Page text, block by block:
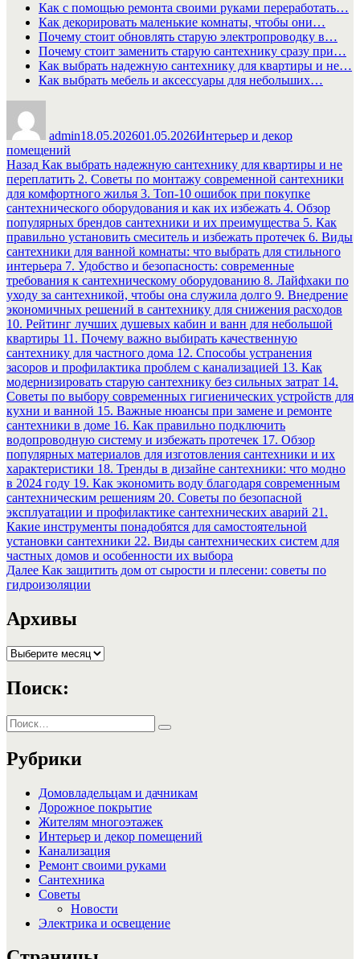
Как с помощью ремонта своими руками переработать…
Как декорировать маленькие комнаты, чтобы они…
Почему стоит обновлять старую электропроводку в…
Почему стоит заменить старую сантехнику сразу при…
Как выбрать надежную сантехнику для квартиры и не…
Как выбрать мебель и аксессуары для небольших…
admin18.05.202601.05.2026Интерьер и декор
помещений
Навигация
по
записям
Назад Предыдущая
запись:
Как выбрать надежную сантехнику для квартиры и не
переплатить 2. Советы по монтажу современной сантехники
для комфортного жилья 3. Топ-10 ошибок при покупке
сантехнического оборудования и как их избежать 4. Обзор
популярных брендов сантехники и их преимущества 5. Как
правильно установить смеситель и избежать протечек 6. Виды
сантехники для ванной комнаты: что выбрать для стильного
интерьера 7. Удобство и безопасность: современные
требования к сантехническому оборудованию 8. Лайфхаки по
уходу за сантехникой, чтобы она служила долго 9. Внедрение
экономичных решений в сантехнику для снижения расходов
10. Рейтинг лучших душевых кабин и ванн для небольшой
квартиры 11. Почему важно выбирать качественную
сантехнику для частного дома 12. Способы устранения
засоров и профилактика проблем с канализацией 13. Как
модернизировать старую сантехнику без сильных затрат 14.
Советы по выбору современных гигиенических устройств для
кухни и ванной 15. Важные нюансы при замене и ремонте
сантехники в доме 16. Как правильно подключить
водопроводную систему и избежать протечек 17. Обзор
популярных материалов для изготовления сантехники и их
характеристики 18. Тренды в дизайне сантехники: что модно
в 2024 году 19. Как экономить воду благодаря современным
сантехническим решениям 20. Советы по безопасной
эксплуатации и профилактике сантехнических аварий 21.
Какие инструменты понадобятся для самостоятельной
установки сантехники 22. Виды сантехнических систем для
частных домов и особенности их выбора
Далее Следующая
запись:
Как защитить дом от сырости и плесени: советы по
гидроизоляции
Архивы
Архивы
Поиск:
Искать:
Поиск
Рубрики
Домовладельцам и дачникам
Дорожное покрытие
Жителям многоэтажек
Интерьер и декор помещений
Канализация
Ремонт своими руками
Сантехника
Советы
Новости
Электрика и освещение